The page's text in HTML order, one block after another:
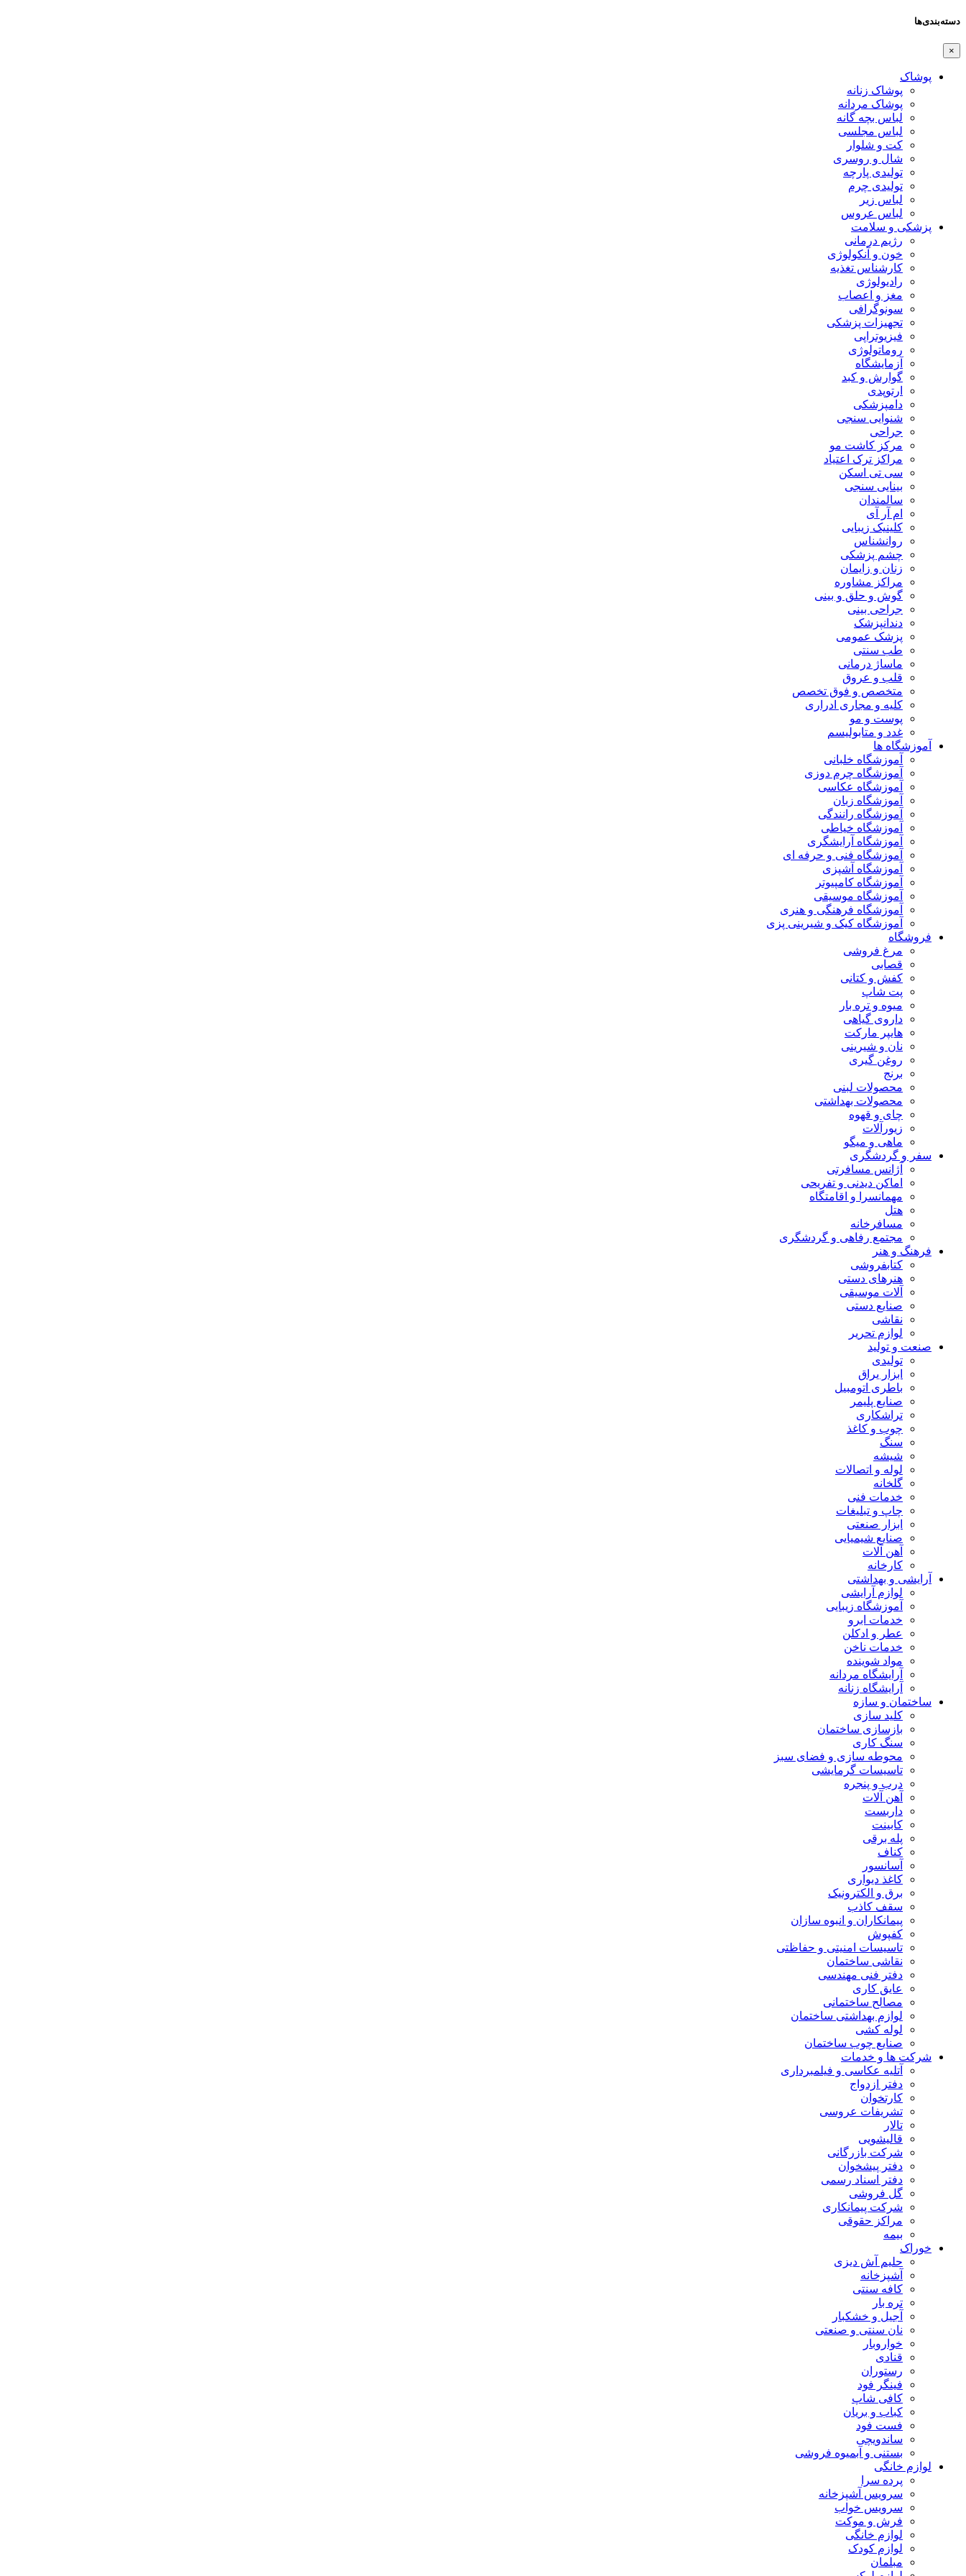
دسته‌بندی‌ها
×
پوشاک
پوشاک زنانه
پوشاک مردانه
لباس بچه گانه
لباس مجلسی
کت و شلوار
شال و روسری
تولیدی پارچه
تولیدی چرم
لباس زیر
لباس عروس
پزشکی و سلامت
رژیم درمانی
خون و آنکولوژی
کارشناس تغذیه
رادیولوژی
مغز و اعصاب
سونوگرافی
تجهیزات پزشکی
فیزیوتراپی
روماتولوژی
آزمایشگاه
گوارش و کبد
ارتوپدی
دامپزشکی
شنوایی سنجی
جراحی
مرکز کاشت مو
مراکز ترک اعتیاد
سی تی اسکن
بینایی سنجی
سالمندان
ام آر آی
کلینیک زیبایی
روانشناس
چشم پزشکی
زنان و زایمان
مراکز مشاوره
گوش و حلق و بینی
جراحی بینی
دندانپزشک
پزشک عمومی
طب سنتی
ماساژ درمانی
قلب و عروق
متخصص و فوق تخصص
کلیه و مجاری ادراری
پوست و مو
غدد و متابولیسم
آموزشگاه ها
آموزشگاه خلبانی
آموزشگاه چرم دوزی
آموزشگاه عکاسی
آموزشگاه زبان
آموزشگاه رانندگی
آموزشگاه خیاطی
آموزشگاه آرایشگری
آموزشگاه فنی و حرفه ای
آموزشگاه آشپزی
آموزشگاه کامپیوتر
آموزشگاه موسیقی
آموزشگاه فرهنگی و هنری
آموزشگاه کیک و شیرینی پزی
فروشگاه
مرغ فروشی
قصابی
کفش و کتانی
پت شاپ
میوه و تره بار
داروی گیاهی
هایپر مارکت
نان و شیرینی
روغن گیری
برنج
محصولات لبنی
محصولات بهداشتی
چای و قهوه
زیورآلات
ماهی و میگو
سفر و گردشگری
آژانس مسافرتی
اماکن دیدنی و تفریحی
مهمانسرا و اقامتگاه
هتل
مسافرخانه
مجتمع رفاهی و گردشگری
فرهنگ و هنر
کتابفروشی
هنرهای دستی
آلات موسیقی
صنایع دستی
نقاشی
لوازم تحریر
صنعت و تولید
تولیدی
ابزار یراق
باطری اتومبیل
صنایع پلیمر
تراشکاری
چوب و کاغذ
سنگ
شیشه
لوله و اتصالات
گلخانه
خدمات فنی
چاپ و تبلیغات
ابزار صنعتی
صنایع شیمیایی
آهن آلات
کارخانه
آرایشی و بهداشتی
لوازم آرایشی
آموزشگاه زیبایی
خدمات ابرو
عطر و ادکلن
خدمات ناخن
مواد شوینده
آرایشگاه مردانه
آرایشگاه زنانه
ساختمان و سازه
کلید سازی
بازسازی ساختمان
سنگ کاری
محوطه سازی و فضای سبز
تاسیسات گرمایشی
درب و پنجره
آهن آلات
داربست
کابینت
پله برقی
کناف
آسانسور
کاغذ دیواری
برق و الکترونیک
سقف کاذب
پیمانکاران و انبوه سازان
کفپوش
تاسیسات امنیتی و حفاظتی
نقاشی ساختمان
دفتر فنی مهندسی
عایق کاری
مصالح ساختمانی
لوازم بهداشتی ساختمان
لوله کشی
صنایع چوب ساختمان
شرکت ها و خدمات
آتلیه عکاسی و فیلمبرداری
دفتر ازدواج
کارتخوان
تشریفات عروسی
تالار
قالیشویی
شرکت بازرگانی
دفتر پیشخوان
دفتر اسناد رسمی
گل فروشی
شرکت پیمانکاری
مراکز حقوقی
بیمه
خوراک
حلیم آش دیزی
آشپزخانه
کافه سنتی
تره بار
آجیل و خشکبار
نان سنتی و صنعتی
خواروبار
قنادی
رستوران
فینگر فود
کافی شاپ
کباب و بریان
فست فود
ساندویچی
بستنی و آبمیوه فروشی
لوازم خانگی
پرده سرا
سرویس آشپزخانه
سرویس خواب
فرش و موکت
لوازم خانگی
لوازم کودک
مبلمان